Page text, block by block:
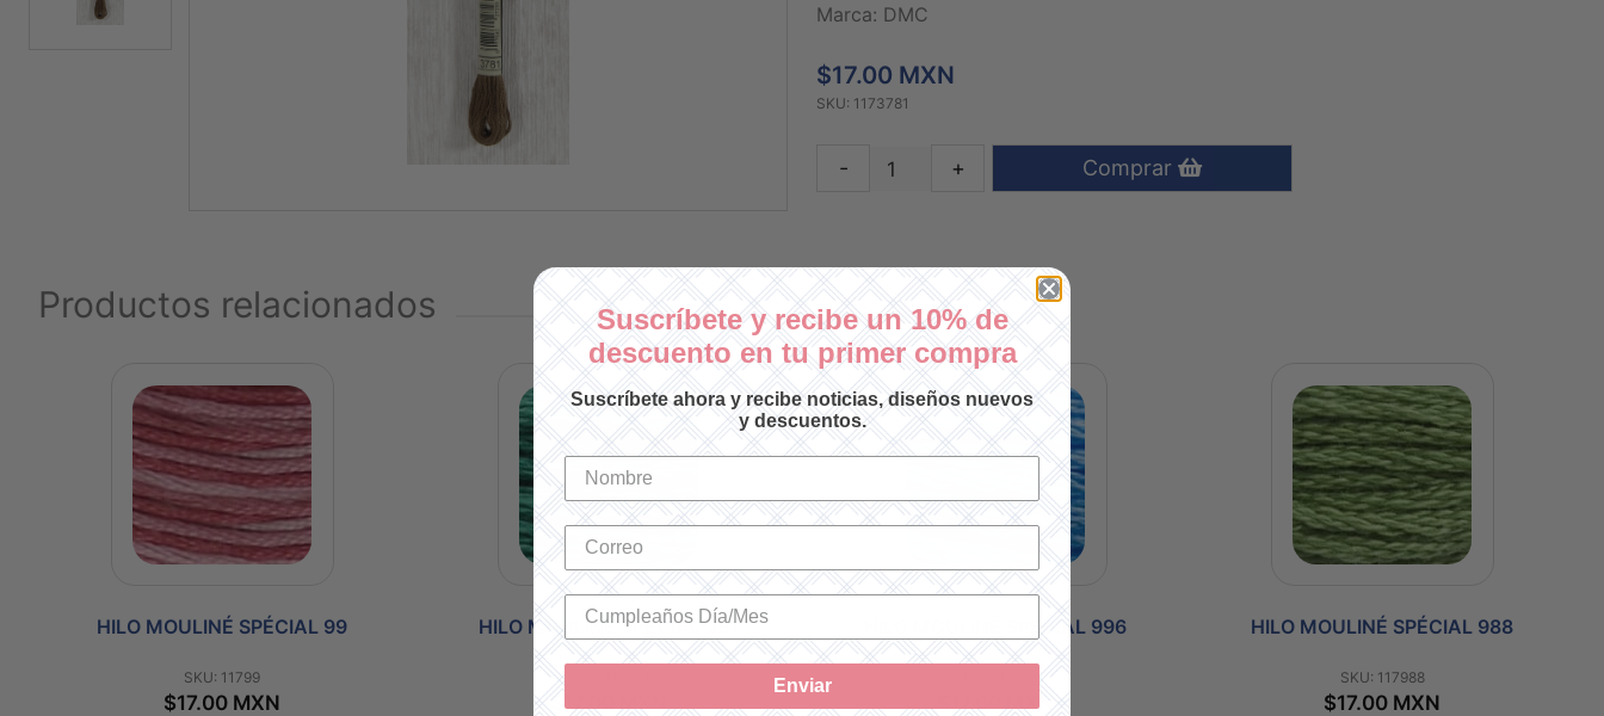
Marca: DMC
$17.00 MXN
SKU: 1173781
- + Comprar
Productos relacionados
HILO MOULINÉ SPÉCIAL 99
SKU: 11799
$17.00 MXN
HILO MOULINÉ SPÉCIAL 991
$17.00 MXN
HILO MOULINÉ SPÉCIAL 996
$17.00 MXN
HILO MOULINÉ SPÉCIAL 988
SKU: 117988
$17.00 MXN
Suscríbete y recibe un 10% de
descuento en tu primer compra
Suscríbete ahora y recibe noticias, diseños nuevos
y descuentos.
Enviar